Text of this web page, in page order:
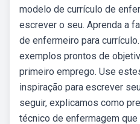
modelo de currículo de
escrever o seu. Aprenda a
de enfermeiro para
exemplos prontos de
primeiro emprego. Use
inspiração para escrever
seguir, explicamos como
técnico de enfermagem